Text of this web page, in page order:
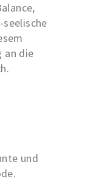
an die
und